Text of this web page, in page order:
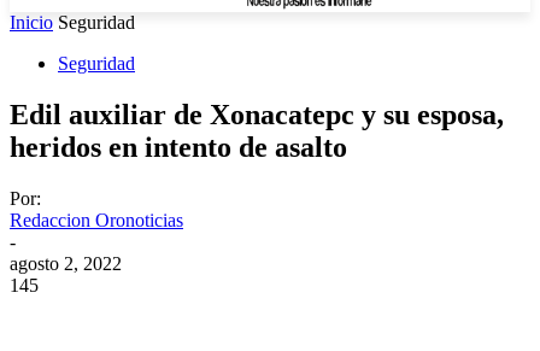
Inicio Seguridad
Seguridad
Edil auxiliar de Xonacatepc y su esposa,
heridos en intento de asalto
Por:
Redaccion Oronoticias
-
agosto 2, 2022
145